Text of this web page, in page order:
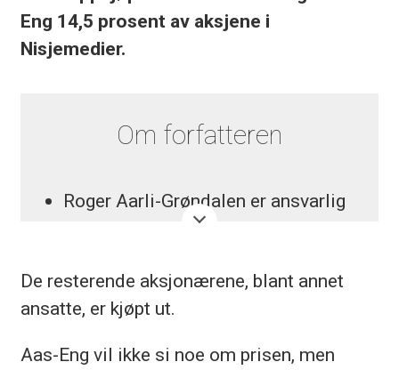
Eng 14,5 prosent av aksjene i
Nisjemedier.
Om forfatteren
Roger Aarli-Grøndalen er ansvarlig
redaktør i Journalisten. En stilling
Tidligere ansvarlig redaktør og
Ullensaker Blad.
De resterende aksjonærene, blant annet
ansatte, er kjøpt ut.
Aas-Eng vil ikke si noe om prisen, men